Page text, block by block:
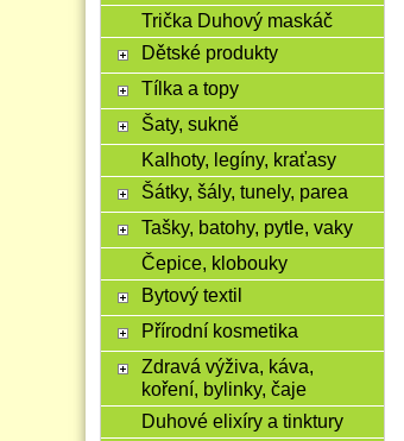
Trička Duhový maskáč
Dětské produkty
Tílka a topy
Šaty, sukně
Kalhoty, legíny, kraťasy
Šátky, šály, tunely, parea
Tašky, batohy, pytle, vaky
Čepice, klobouky
Bytový textil
Přírodní kosmetika
Zdravá výživa, káva,
koření, bylinky, čaje
Duhové elixíry a tinktury